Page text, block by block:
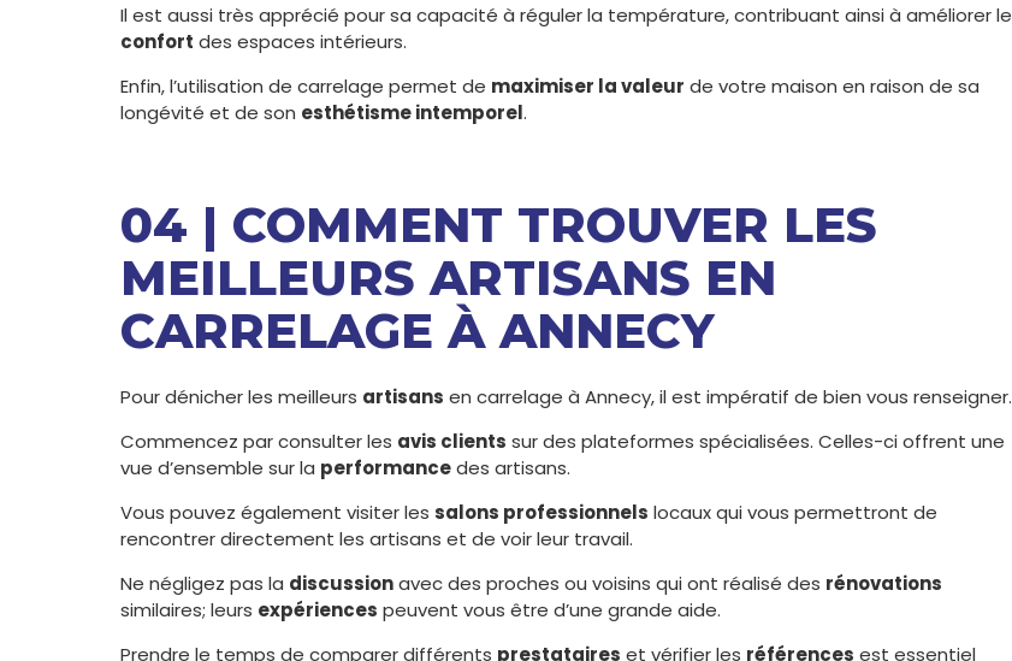
Il est aussi très apprécié pour sa capacité à réguler la température, contribuant ainsi à améliorer le
confort des espaces intérieurs.
Enfin, l’utilisation de carrelage permet de maximiser la valeur de votre maison en raison de sa
longévité et de son esthétisme intemporel.
04 | COMMENT TROUVER LES
MEILLEURS ARTISANS EN
CARRELAGE À ANNECY
Pour dénicher les meilleurs artisans en carrelage à Annecy, il est impératif de bien vous renseigner.
Commencez par consulter les avis clients sur des plateformes spécialisées. Celles-ci offrent une
vue d’ensemble sur la performancedes artisans.
Vous pouvez également visiter les salons professionnels locaux qui vous permettront de
rencontrer directement les artisans et de voir leur travail.
Ne négligez pas la discussionavec des proches ou voisins qui ont réalisé des rénovations
similaires; leurs expériences peuvent vous être d’une grande aide.
Prendre le temps de comparer différents prestataires et vérifier les références est essentiel